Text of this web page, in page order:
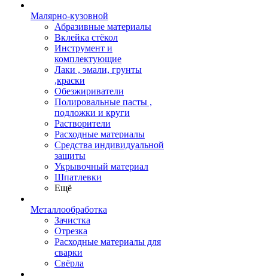
Малярно-кузовной
Абразивные материалы
Вклейка стёкол
Инструмент и
комплектующие
Лаки , эмали, грунты
,краски
Обезжириватели
Полировальные пасты ,
подложки и круги
Растворители
Расходные материалы
Средства индивидуальной
защиты
Укрывочный материал
Шпатлевки
Ещё
Металлообработка
Зачистка
Отрезка
Расходные материалы для
сварки
Свёрла